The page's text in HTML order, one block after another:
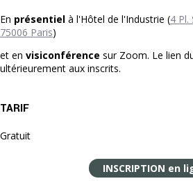
En présentiel à l'Hôtel de l'Industrie (4 Pl.
75006 Paris)
et en visiconférence sur Zoom. Le lien
ultérieurement aux inscrits.
TARIF
Gratuit
INSCRIPTION en